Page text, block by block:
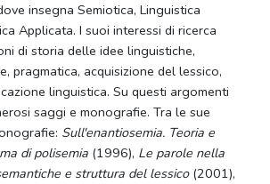
insegna Semiotica, Linguistica
Applicata. I suoi interessi di ricerca
di storia delle idee linguistiche,
pragmatica, acquisizione del lessico,
linguistica. Su questi argomenti
saggi e monografie. Tra le sue
Sull'enantiosemia. Teoria e
di polisemia (1996), Le parole nella
e struttura del lessico(2001),